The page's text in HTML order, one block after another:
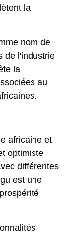
la
nom de
de l'industrie
la
au
africaine et
optimiste
différentes
est une